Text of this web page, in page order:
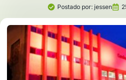
Postado por: jessen